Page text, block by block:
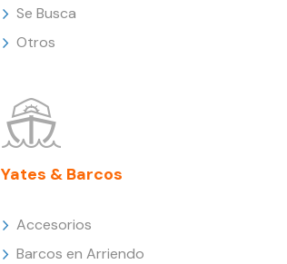
Se Busca
Otros
Yates & Barcos
Accesorios
Barcos en Arriendo